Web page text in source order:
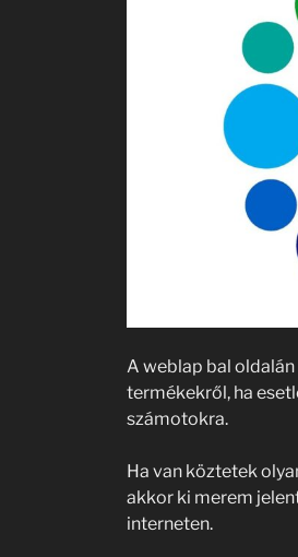
A weblap bal
termékekről, ha
számotokra.
Ha van köztetek
akkor ki merem
interneten.